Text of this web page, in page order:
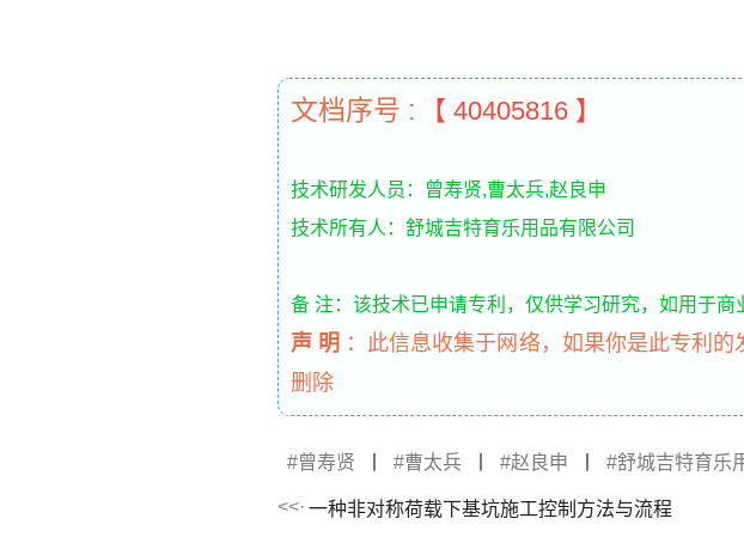
文档序号 : 【 40405816 】
技术研发人员：曾寿贤,曹太兵,赵良申
技术所有人：舒城吉特育乐用品有限公司
备 注：该技术已申请专利，仅供学习研究，如用于商
声 明 ： 此信息收集于网络，如果你是此专利
删除
曾寿贤 曹太兵 赵良申 舒城吉特育乐
一种非对称荷载下基坑施工控制方法与流程